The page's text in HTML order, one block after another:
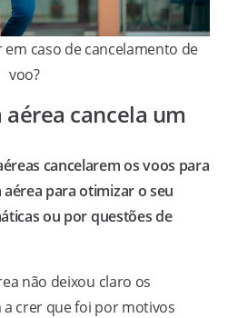
em caso de cancelamento de
voo?
cancela um
cancelarem os voos para
para otimizar o seu
ou por questões de
não deixou claro os
crer que foi por motivos